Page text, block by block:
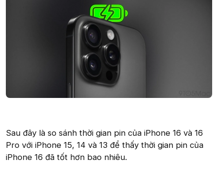
Sau đây là so sánh thời gian pin của iPhone 16 và 16
Pro với iPhone 15, 14 và 13 để thấy thời gian pin của
iPhone 16 đã tốt hơn bao nhiêu.